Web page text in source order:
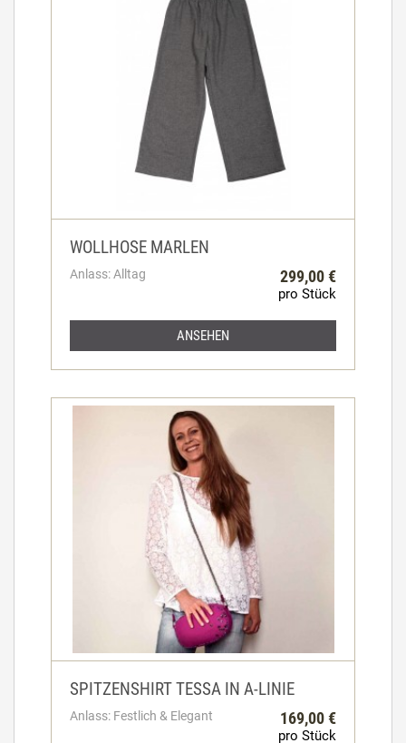
WOLLHOSE MARLEN
Anlass: Alltag 299,00 €
pro Stück
ANSEHEN
SPITZENSHIRT TESSA IN A-LINIE
Anlass: Festlich & Elegant 169,00 €
pro Stück